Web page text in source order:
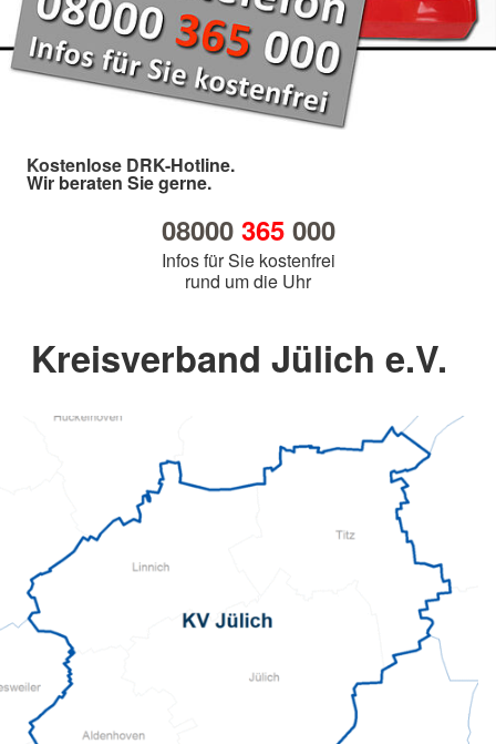
Kostenlose DRK-Hotline.
Wir beraten Sie gerne.
08000 365000
Infos für Sie kostenfrei
rund um die Uhr
Kreisverband Jülich e.V.